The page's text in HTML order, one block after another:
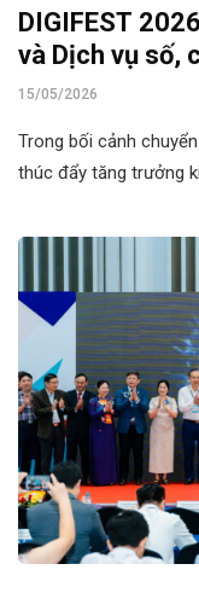
DIGIFEST
và Dịch vụ số,
môi trường số”
15/05/2026
Trong bối cảnh
thúc đẩy tăng trưởng